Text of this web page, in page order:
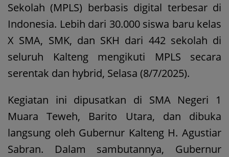
Sekolah (MPLS) berbasis digital terbesar di
Indonesia. Lebih dari 30.000 siswa baru kelas
X SMA, SMK, dan SKH dari 442 sekolah di
seluruh Kalteng mengikuti MPLS secara
serentak dan hybrid, Selasa (8/7/2025).
Kegiatan ini dipusatkan di SMA Negeri 1
Muara Teweh, Barito Utara, dan dibuka
langsung oleh Gubernur Kalteng H. Agustiar
Sabran. Dalam sambutannya, Gubernur